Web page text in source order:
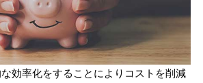
効率化をすることによりコストを削減